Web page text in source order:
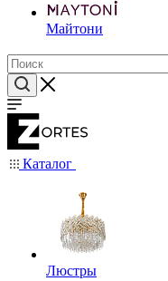
Майтони
Каталог
Люстры